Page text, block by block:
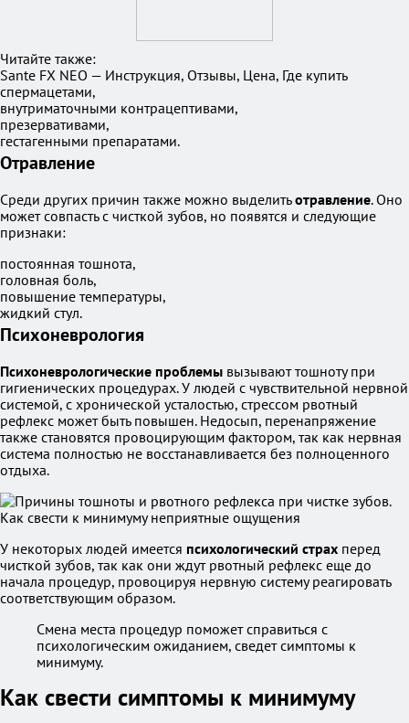
Читайте также:
Sante FX NEO — Инструкция, Отзывы, Цена, Где купить
спермацетами,
внутриматочными контрацептивами,
презервативами,
гестагенными препаратами.
Отравление
Среди других причин также можно выделитьотравление. Оно
может совпасть с чисткой зубов, но появятся и следующие
признаки:
постоянная тошнота,
головная боль,
повышение температуры,
жидкий стул.
Психоневрология
Психоневрологические проблемы вызывают тошноту при
гигиенических процедурах. У людей с чувствительной нервной
системой, с хронической усталостью, стрессом рвотный
рефлекс может быть повышен. Недосып, перенапряжение
также становятся провоцирующим фактором, так как нервная
система полностью не восстанавливается без полноценного
отдыха.
У некоторых людей имеется психологический страх перед
чисткой зубов, так как они ждут рвотный рефлекс еще до
начала процедур, провоцируя нервную систему реагировать
соответствующим образом.
Смена места процедур поможет справиться с
психологическим ожиданием, сведет симптомы к
минимуму.
Как свести симптомы к минимуму